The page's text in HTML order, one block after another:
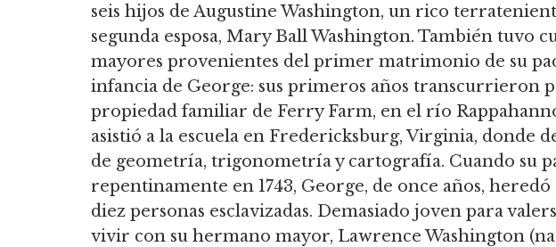
seis hijos de Augustine Washington, un rico
segunda esposa, Mary Ball Washington. También tuvo
mayores provenientes del primer matrimonio de su
infancia de George: sus primeros años transcurrieron
propiedad familiar de Ferry Farm, en el río
asistió a la escuela en Fredericksburg, Virginia, donde
de geometría, trigonometría y cartografía. Cuando su
repentinamente en 1743, George, de once años,
diez personas esclavizadas. Demasiado joven para
vivir con su hermano mayor, Lawrence Washington